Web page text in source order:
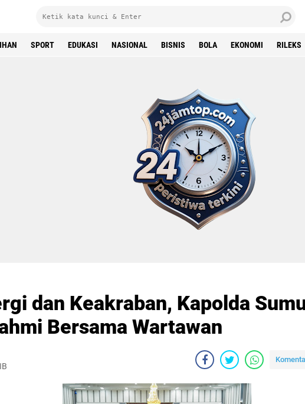
SPORT EDUKASI NASIONAL BISNIS BOLA EKONOMI RILEKS
dan Keakraban, Kapolda
Bersama Wartawan